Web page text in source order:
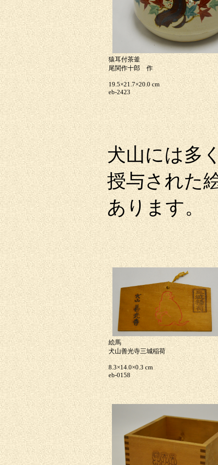
猿耳付茶釜
尾関作十郎 作
19.5×21.7×20.0 cm
eb-2423
犬山には多
授与された
あります。
絵馬
犬山善光寺三城稲荷
8.3×14.0×0.3 cm
eb-0158